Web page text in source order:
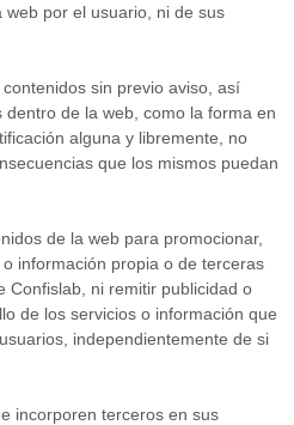
por el usuario, ni de sus
sin previo aviso, así
de la web, como la forma en
alguna y libremente, no
que los mismos puedan
de la web para promocionar,
información propia o de terceras
Confislab, ni remitir publicidad o
de los servicios o información que
independientemente de si
incorporen terceros en sus